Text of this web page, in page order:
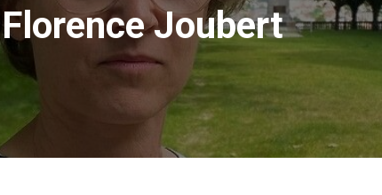
Florence Joubert